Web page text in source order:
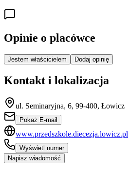
Opinie o placówce
Jestem właścicielem Dodaj opinię
Kontakt i lokalizacja
ul. Seminaryjna, 6, 99-400, Łowicz
Pokaż E-mail
www.przedszkole.diecezja.lowicz.pl
Wyświetl numer
Napisz wiadomość